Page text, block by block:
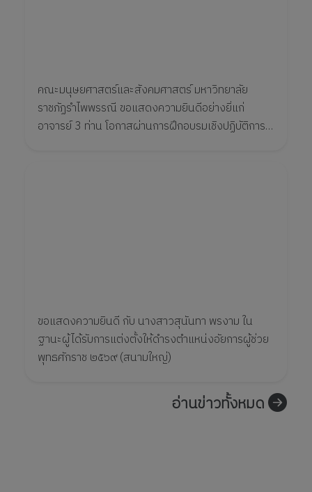
คณะมนุษยศาสตร์และสังคมศาสตร์ มหาวิทยาลัย
ราชภัฏรำไพพรรณี ขอแสดงความยินดีอย่างยิ่แก่
อาจารย์ 3 ท่าน โอกาสผ่านการฝึกอบรมเชิงปฏิบัติการ
ขอแสดงความยินดี กับ นางสาวสุนันทา พรงาม ใน
ฐานะผู้ได้รับการแต่งตั้งให้ดำรงตำแหน่งอัยการผู้ช่วย
พุทธศักราช ๒๕๖๙ (สนามใหญ่)
อ่านข่าวทั้งหมด